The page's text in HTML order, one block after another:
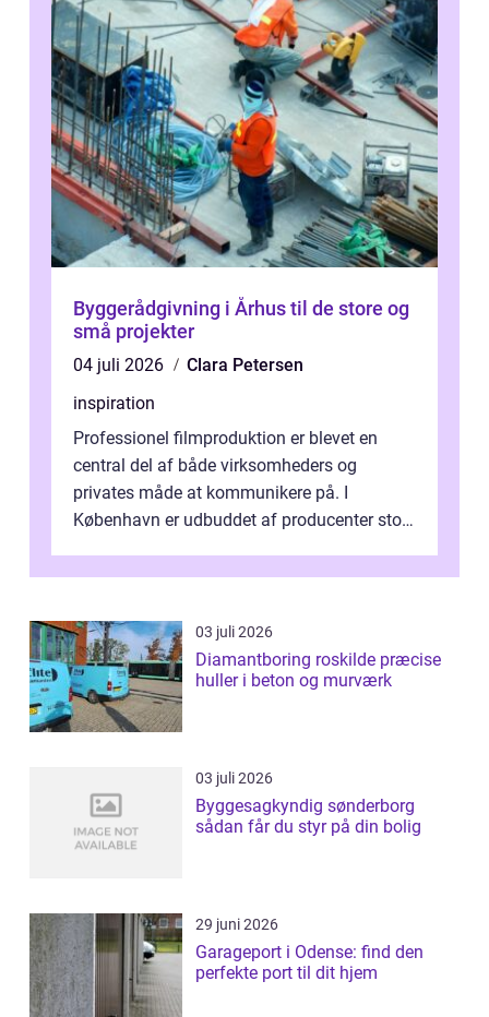
Byggerådgivning i Århus til de store og
små projekter
04 juli 2026
Clara Petersen
inspiration
Professionel filmproduktion er blevet en
central del af både virksomheders og
privates måde at kommunikere på. I
København er udbuddet af producenter stort,
inti...
03 juli 2026
Diamantboring roskilde præcise
huller i beton og murværk
03 juli 2026
Byggesagkyndig sønderborg
sådan får du styr på din bolig
29 juni 2026
Garageport i Odense: find den
perfekte port til dit hjem